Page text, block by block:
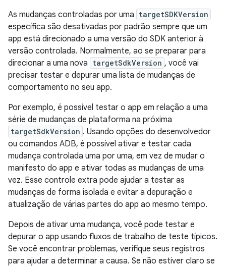
As mudanças controladas por uma targetSDKVersion
específica são desativadas por padrão sempre que um
app está direcionado a uma versão do SDK anterior à
versão controlada. Normalmente, ao se preparar para
direcionar a uma nova targetSdkVersion , você vai
precisar testar e depurar uma lista de mudanças de
comportamento no seu app.
Por exemplo, é possível testar o app em relação a uma
série de mudanças de plataforma na próxima
targetSdkVersion . Usando opções do desenvolvedor
ou comandos ADB, é possível ativar e testar cada
mudança controlada uma por uma, em vez de mudar o
manifesto do app e ativar todas as mudanças de uma
vez. Esse controle extra pode ajudar a testar as
mudanças de forma isolada e evitar a depuração e
atualização de várias partes do app ao mesmo tempo.
Depois de ativar uma mudança, você pode testar e
depurar o app usando fluxos de trabalho de teste típicos.
Se você encontrar problemas, verifique seus registros
para ajudar a determinar a causa. Se não estiver claro se